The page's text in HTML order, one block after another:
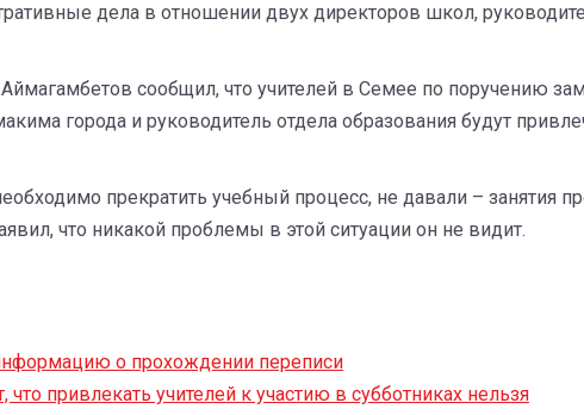
дела в отношении двух директоров школ,
сообщил, что учителей в Семее по поручению
города и руководитель отдела образования будут
прекратить учебный процесс, не давали –
что никакой проблемы в этой ситуации он не видит.
о прохождении переписи
привлекать учителей к участию в субботниках нельзя